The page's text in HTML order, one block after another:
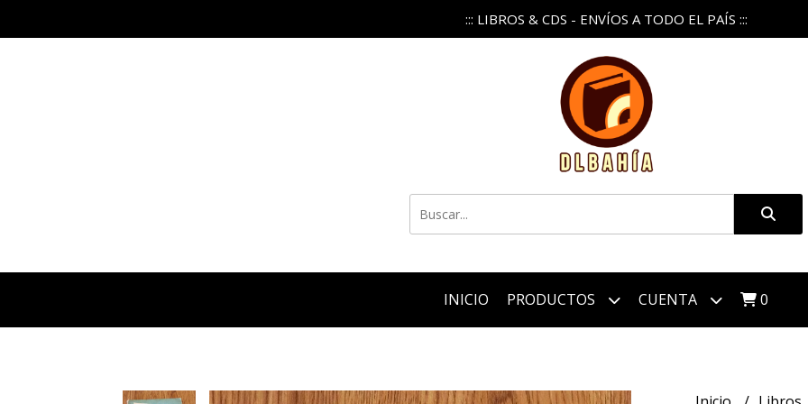
::: LIBROS & CDS - ENVÍOS A TODO EL PAÍS :::
INICIO PRODUCTOS CUENTA 0